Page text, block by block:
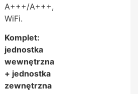
A+++/A+++,
WiFi.
Komplet:
jednostka
wewnętrzna
+ jednostka
zewnętrzna